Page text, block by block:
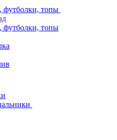
футболки, топы
футболки, топы